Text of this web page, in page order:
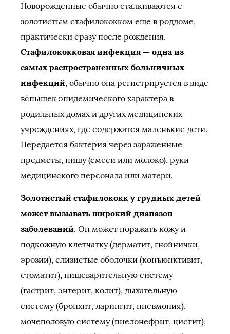
Новорожденные обычно сталкиваются с
золотистым стафилококком еще в роддоме,
практически сразу после рождения.
Стафилококковая инфекция — одна из
самых распространенных больничных
инфекций, обычно она регистрируется в виде
вспышек эпидемического характера в
родильных домах и других медицинских
учреждениях, где содержатся маленькие дети.
Передается бактерия через зараженные
предметы, пищу (смеси или молоко), руки
медицинского персонала или матери.
Золотистый стафилококк у грудных детей
может вызывать широкий диапазон
заболеваний. Он может поражать кожу и
подкожную клетчатку (дерматит, гнойнички,
эрозии), слизистые оболочки (конъюнктивит,
стоматит), пищеварительную систему
(гастрит, энтерит, колит), дыхательную
систему (бронхит, ларингит, пневмония),
мочеполовую систему (пиелонефрит, цистит),